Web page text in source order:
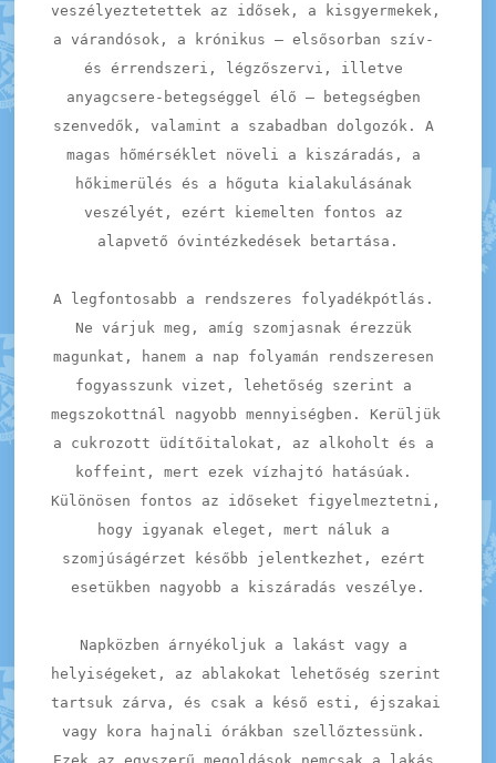
veszélyeztetettek az idősek, a kisgyermekek,
a várandósok, a krónikus – elsősorban szív-
és érrendszeri, légzőszervi, illetve
anyagcsere-betegséggel élő – betegségben
szenvedők, valamint a szabadban dolgozók. A
magas hőmérséklet növeli a kiszáradás, a
hőkimerülés és a hőguta kialakulásának
veszélyét, ezért kiemelten fontos az
alapvető óvintézkedések betartása.
A legfontosabb a rendszeres folyadékpótlás.
Ne várjuk meg, amíg szomjasnak érezzük
magunkat, hanem a nap folyamán rendszeresen
fogyasszunk vizet, lehetőség szerint a
megszokottnál nagyobb mennyiségben. Kerüljük
a cukrozott üdítőitalokat, az alkoholt és a
koffeint, mert ezek vízhajtó hatásúak.
Különösen fontos az időseket figyelmeztetni,
hogy igyanak eleget, mert náluk a
szomjúságérzet később jelentkezhet, ezért
esetükben nagyobb a kiszáradás veszélye.
Napközben árnyékoljuk a lakást vagy a
helyiségeket, az ablakokat lehetőség szerint
tartsuk zárva, és csak a késő esti, éjszakai
vagy kora hajnali órákban szellőztessünk.